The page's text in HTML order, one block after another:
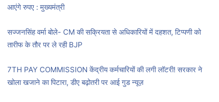
आएंगे रुपए : मुख्यमंत्री
सज्जनसिंह वर्मा बोले- CM की सक्रियता से अधिकारियों में दहशत, टिप्पणी को
तारीफ के तौर पर ले रही BJP
7TH PAY COMMISSION केंद्रीय कर्मचारियों की लगी लॉटरी! सरकार ने
खोला खजाने का पिटारा, डीए बढ़ोतरी पर आई गुड न्यूज़